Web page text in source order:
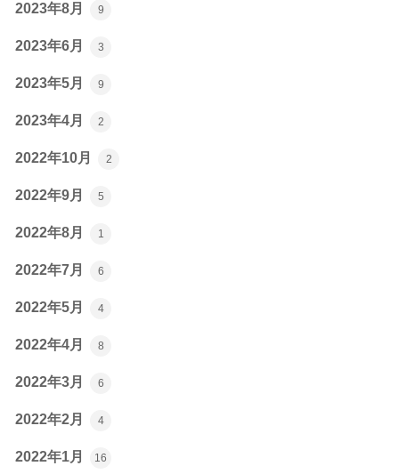
2023年8月 9
2023年6月 3
2023年5月 9
2023年4月 2
2022年10月 2
2022年9月 5
2022年8月 1
2022年7月 6
2022年5月 4
2022年4月 8
2022年3月 6
2022年2月 4
2022年1月 16